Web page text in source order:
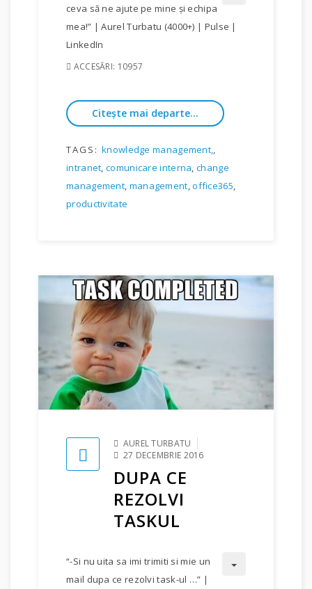
ceva să ne ajute pe mine şi echipa
mea!” | Aurel Turbatu (4000+) | Pulse |
LinkedIn
ACCESĂRI: 10957
Citește mai departe...
TAGS: knowledge management,,
intranet,comunicare interna,change
management, management,office365,
productivitate
AUREL TURBATU
27 DECEMBRIE 2016
DUPA CE
REZOLVI
TASKUL
“-Si nu uita sa imi trimiti si mie un
mail dupa ce rezolvi task-ul …” |